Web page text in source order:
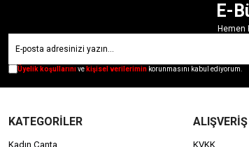
E-
Hemen
Üyelik koşullarınıve kişisel verilerimin korunmasını kabul ediyorum.
KATEGORİLER
Kadın Çanta
KVKK